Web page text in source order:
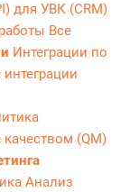
для УВК (CRM)
Все
Интеграции по
интеграции
(QM)
Анализ